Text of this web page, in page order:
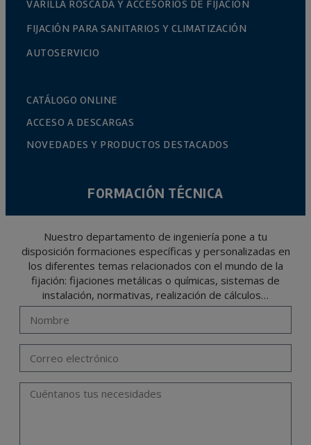
VARILLA ROSCADA Y ACCESORIOS DE FIJACIÓN
FIJACIÓN PARA SANITARIOS Y CLIMATIZACIÓN
AUTOSERVICIO
CATÁLOGO ONLINE
ACCESO A DESCARGAS
NOVEDADES Y PRODUCTOS DESTACADOS
FORMACIÓN TÉCNICA
Nuestro departamento de ingeniería pone a tu
disposición formaciones específicas y personalizadas en
los diferentes temas relacionados con el mundo de la
fijación: fijaciones metálicas o químicas, sistemas de
instalación, normativas, realización de cálculos…